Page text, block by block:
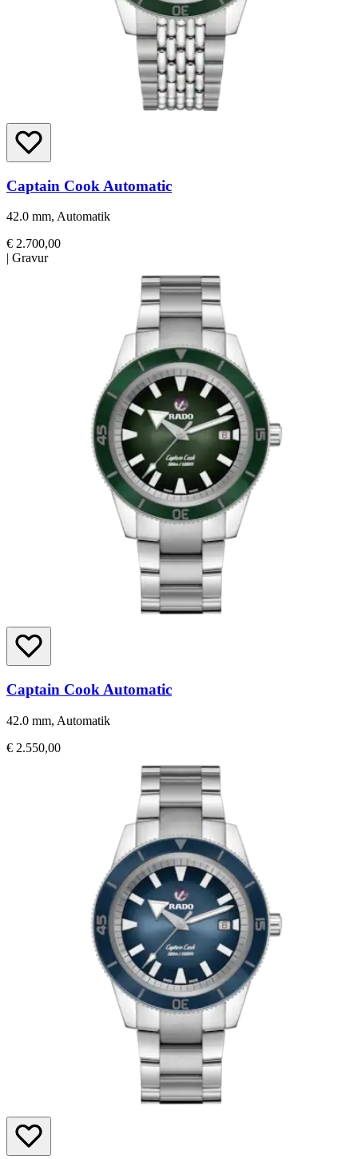
Captain Cook Automatic
42.0 mm, Automatik
€ 2.700,00
| Gravur
Captain Cook Automatic
42.0 mm, Automatik
€ 2.550,00